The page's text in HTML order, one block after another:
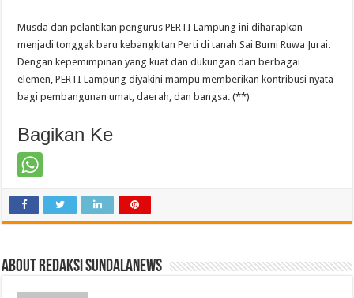
Musda dan pelantikan pengurus PERTI Lampung ini diharapkan
menjadi tonggak baru kebangkitan Perti di tanah Sai Bumi Ruwa Jurai.
Dengan kepemimpinan yang kuat dan dukungan dari berbagai
elemen, PERTI Lampung diyakini mampu memberikan kontribusi nyata
bagi pembangunan umat, daerah, dan bangsa. (**)
Bagikan Ke
About Redaksi Sundalanews